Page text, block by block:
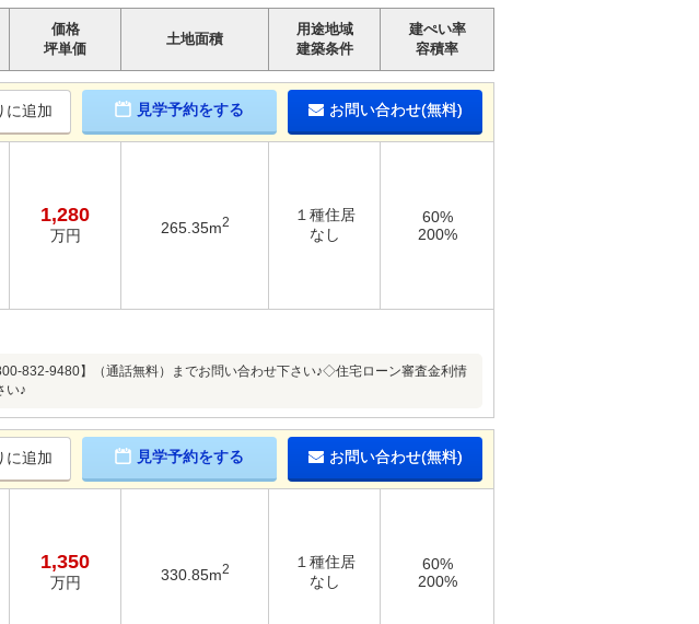
価格
坪単価
土地面積
用途地域
建築条件
建ぺい率
容積率
に追加 見学予約をする お問い合わせ(無料)
1,280
万円 265.35m2
１種住居
なし
60%
200%
832-9480】（通話無料）までお問い合わせ下さい♪◇住宅ローン審査金利情
い♪
に追加 見学予約をする お問い合わせ(無料)
1,350
万円 330.85m2
１種住居
なし
60%
200%